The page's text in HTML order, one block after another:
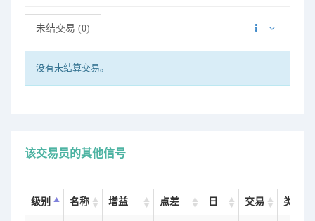
未结交易 (0)
没有未结算交易。
该交易员的其他信号
级别 名称 增益 点差 日 交易 类型